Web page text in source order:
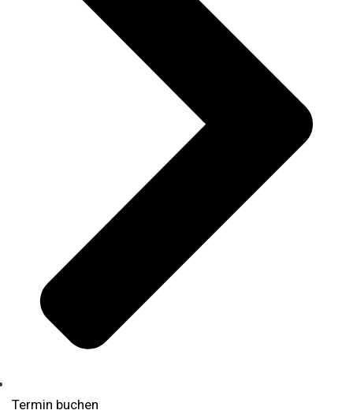
Termin buchen